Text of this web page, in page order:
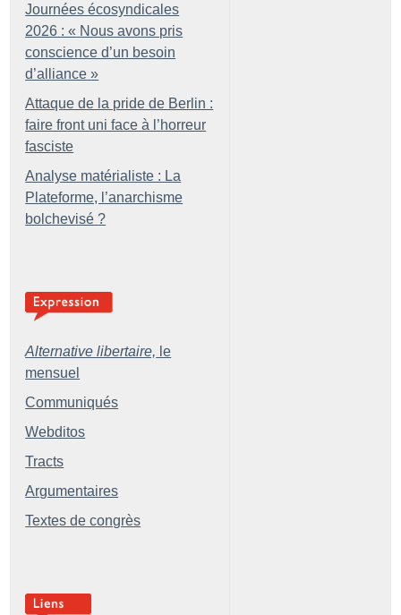
Journées écosyndicales
2026 : « Nous avons pris
conscience d’un besoin
d’alliance »
Attaque de la pride de Berlin :
faire front uni face à l’horreur
fasciste
Analyse matérialiste : La
Plateforme, l’anarchisme
bolchevisé ?
Alternative libertaire, le
mensuel
Communiqués
Webditos
Tracts
Argumentaires
Textes de congrès